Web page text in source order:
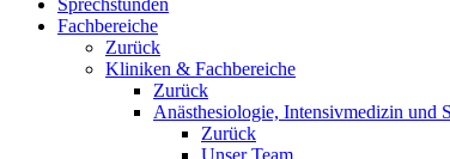
Sprechstunden
Fachbereiche
Zurück
Kliniken & Fachbereiche
Zurück
Anästhesiologie, Intensivmedizin und
Zurück
Unser Team